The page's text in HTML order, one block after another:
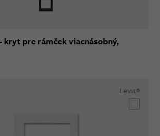
kryt pre rámček viacnásobný,
Levit®